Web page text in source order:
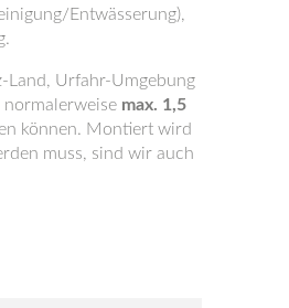
Entwässerung),
Land, Urfahr-Umgebung
max. 1,5
können. Montiert wird
muss, sind wir auch